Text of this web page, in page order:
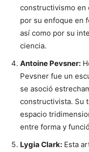
constructivismo en
por su enfoque en
así como por su
ciencia.
Antoine Pevsner:
Pevsner fue un
se asoció
constructivista. Su
espacio
entre forma y
Lygia Clark: Esta